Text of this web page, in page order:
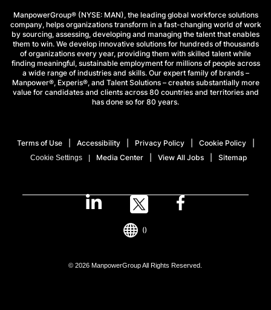
ManpowerGroup® (NYSE: MAN), the leading global workforce solutions
company, helps organizations transform in a fast-changing world of work
by sourcing, assessing, developing and managing the talent that enables
them to win. We develop innovative solutions for hundreds of thousands
of organizations every year, providing them with skilled talent while
finding meaningful, sustainable employment for millions of people across
a wide range of industries and skills. Our expert family of brands –
Manpower®, Experis®, and Talent Solutions – creates substantially more
value for candidates and clients across 80 countries and territories and
has done so for 80 years.
Terms of Use Accessibility Privacy Policy Cookie Policy
Cookie Settings Media Center View All Jobs Sitemap
© 2026 ManpowerGroup All Rights Reserved.
()